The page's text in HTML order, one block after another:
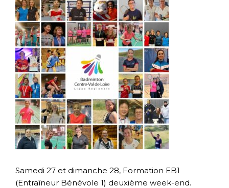
Samedi 27 et dimanche 28, Formation EB1
(Entraîneur Bénévole 1) deuxième week-end.